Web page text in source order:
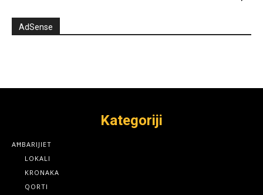
AdSense
Kategoriji
AĦBARIJIET
LOKALI
KRONAKA
QORTI